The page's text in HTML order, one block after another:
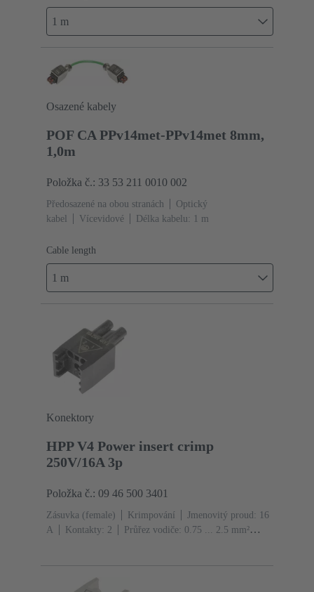
1 m
Osazené kabely
POF CA PPv14met-PPv14met 8mm,
1,0m
Položka č.: 33 53 211 0010 002
Předosazené na obou stranách
Optický
kabel
Vícevidové Délka kabelu: 1 m
Cable length
1 m
Konektory
HPP V4 Power insert crimp
250V/16A 3p
Položka č.: 09 46 500 3401
Zásuvka (female) Krimpování
Jmenovitý proud: ‌16
A
Kontakty: 2
Průřez vodiče: 0.75 ... 2.5 mm²